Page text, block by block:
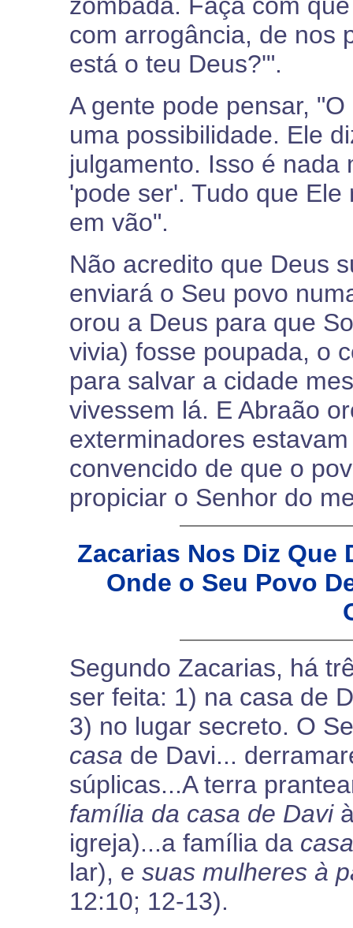
zombada. Faça com
com arrogância, de nos
está o teu Deus?'".
A gente pode pensar,
uma possibilidade. Ele
julgamento. Isso é nada
'pode ser'. Tudo que
em vão".
Não acredito que Deus
enviará o Seu povo
orou a Deus para que
vivia) fosse poupada, o
para salvar a cidade
vivessem lá. E Abraão
exterminadores
convencido de que o
propiciar o Senhor do
Zacarias Nos Diz Que
Onde o Seu Povo
Segundo Zacarias, há
ser feita: 1) na casa de
3) no lugar secreto. O
casa de Davi...
súplicas...A terra
família da casa de Davi
igreja)...a família da casa
lar), e suas mulheres à
12:10; 12-13).